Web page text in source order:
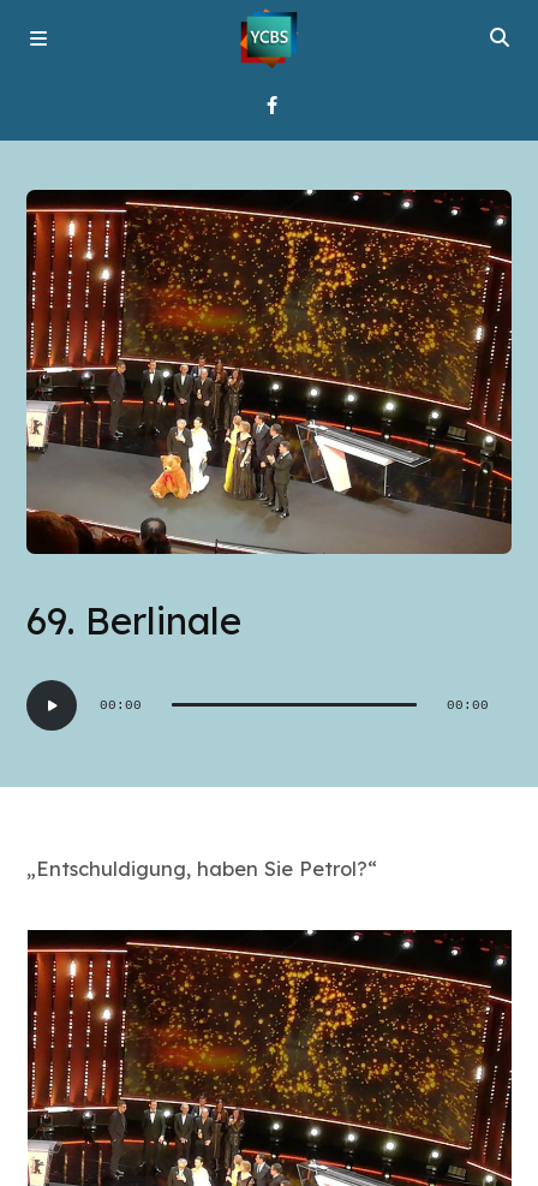
Programme
Über YCBS
Media Bridges
69. Berlinale
Audio-
Player
00:00 00:00
„Entschuldigung, haben Sie Petrol?“